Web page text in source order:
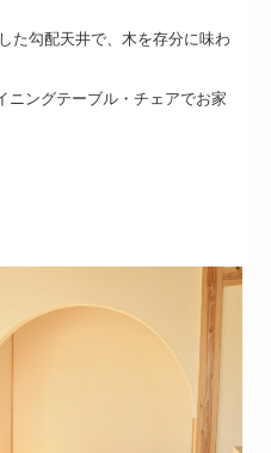
た勾配天井で、木を存分に味わ
ニングテーブル・チェアでお家